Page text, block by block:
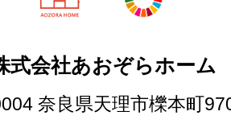
式会社あおぞらホーム
奈良県天理市櫟本町